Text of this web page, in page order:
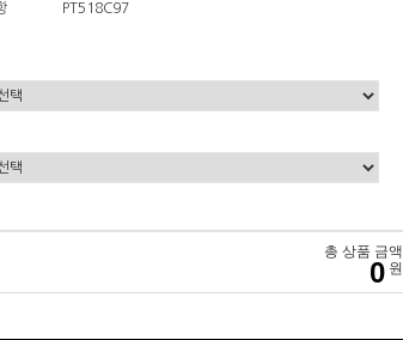
PT518C97
총 상품 금액
0 원